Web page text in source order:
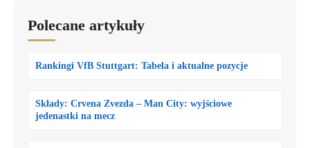
Polecane artykuły
Rankingi VfB Stuttgart: Tabela i aktualne pozycje
Składy: Crvena Zvezda – Man City: wyjściowe
jedenastki na mecz